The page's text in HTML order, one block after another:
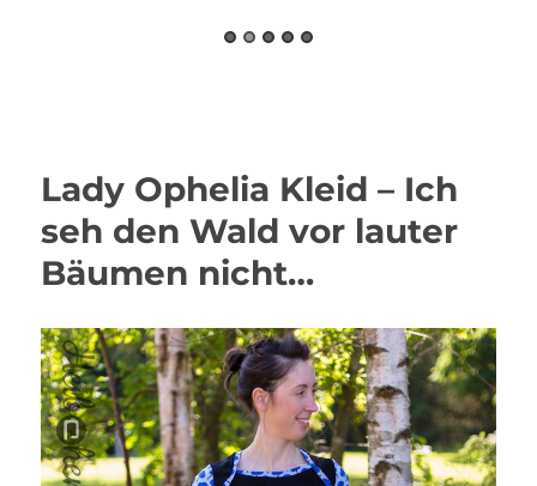
Lady Ophelia Kleid – Ich
seh den Wald vor lauter
Bäumen nicht…